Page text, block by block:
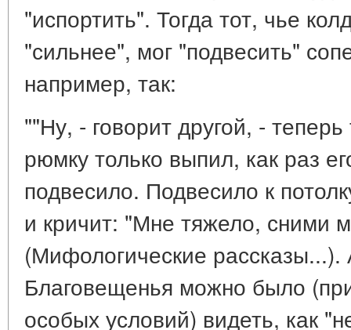
"испортить". Тогда тот, чье
"сильнее", мог "подвесить"
например, так:
""Ну, - говорит другой, -
рюмку только выпил, как раз
подвесило. Подвесило к
и кричит: "Мне тяжело, сними
(Мифологические рассказы...).
Благовещенья можно было
особых условий) видеть, как